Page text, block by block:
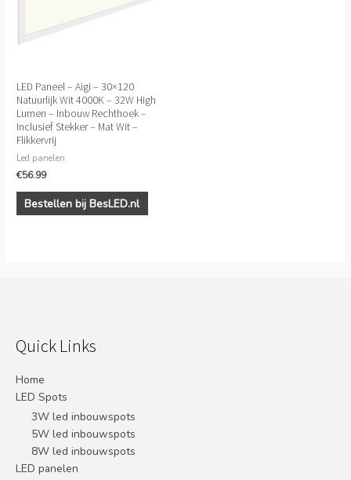
LED Paneel – Aigi – 30×120
Natuurlijk Wit 4000K – 32W High
Lumen – Inbouw Rechthoek –
Inclusief Stekker – Mat Wit –
Flikkervrij
Led panelen
€56.99
Bestellen bij BesLED.nl
Quick Links
Home
LED Spots
3W led inbouwspots
5W led inbouwspots
8W led inbouwspots
LED panelen